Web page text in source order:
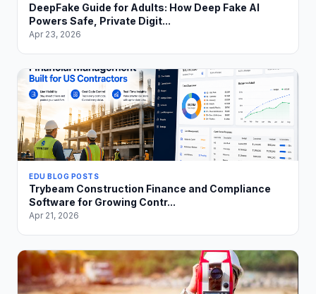
DeepFake Guide for Adults: How Deep Fake AI
Powers Safe, Private Digit...
Apr 23, 2026
EDU BLOG POSTS
Trybeam Construction Finance and Compliance
Software for Growing Contr...
Apr 21, 2026